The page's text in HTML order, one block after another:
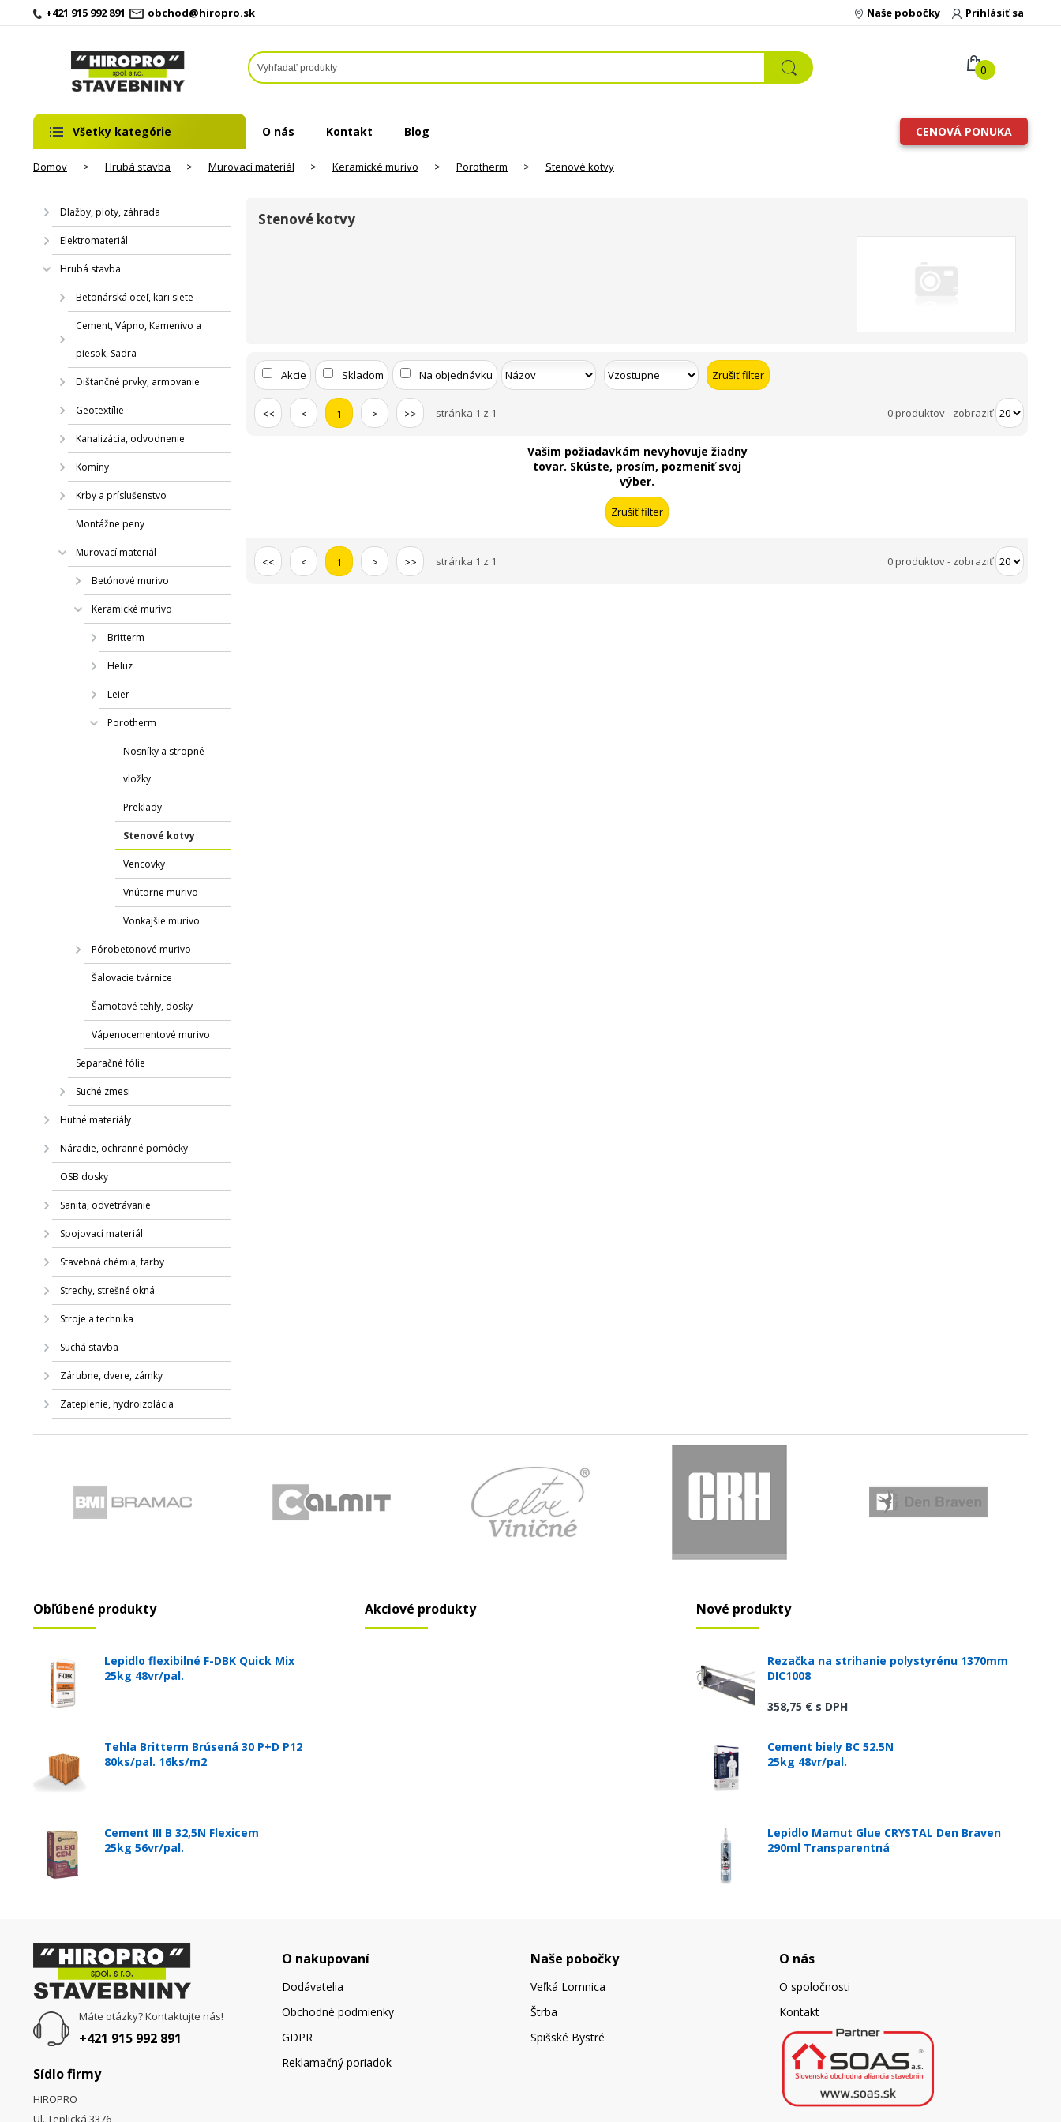
+421 915 992 891 obchod@hiropro.sk Prihlásiť sa
Naše pobočky
0
Všetky kategórie O nás Kontakt Blog CENOVÁ PONUKA
Domov > Hrubá stavba > Murovací materiál > Keramické murivo > Porotherm > Stenové kotvy
Dlažby, ploty, záhrada
Elektromateriál
Hrubá stavba
Betonárská oceľ, kari siete
Cement, Vápno, Kamenivo a
piesok, Sadra
Dištančné prvky, armovanie
Geotextílie
Kanalizácia, odvodnenie
Komíny
Krby a príslušenstvo
Montážne peny
Murovací materiál
Betónové murivo
Keramické murivo
Britterm
Heluz
Leier
Porotherm
Nosníky a stropné
vložky
Preklady
Stenové kotvy
Vencovky
Vnútorne murivo
Vonkajšie murivo
Pórobetonové murivo
Šalovacie tvárnice
Šamotové tehly, dosky
Vápenocementové murivo
Separačné fólie
Suché zmesi
Hutné materiály
Náradie, ochranné pomôcky
OSB dosky
Sanita, odvetrávanie
Spojovací materiál
Stavebná chémia, farby
Strechy, strešné okná
Stroje a technika
Suchá stavba
Zárubne, dvere, zámky
Zateplenie, hydroizolácia
Stenové kotvy
Akcie Skladom Na objednávku
<< < 1 > >> stránka 1 z 1 0 produktov- zobraziť
Vašim požiadavkám nevyhovuje žiadny
tovar. Skúste, prosím, pozmeniť svoj
výber.
<< < 1 > >> stránka 1 z 1 0 produktov- zobraziť
Obľúbené produkty
Lepidlo flexibilné F-DBK Quick Mix
25kg 48vr/pal.
Tehla Britterm Brúsená 30 P+D P12
80ks/pal. 16ks/m2
Cement III B 32,5N Flexicem
25kg 56vr/pal.
Akciové produkty Nové produkty
Rezačka na strihanie polystyrénu 1370mm
DIC1008
358,75 € s DPH
Cement biely BC 52.5N
25kg 48vr/pal.
Lepidlo Mamut Glue CRYSTAL Den Braven
290ml Transparentná
Máte otázky? Kontaktujte nás!
+421 915 992 891
Sídlo firmy
HIROPRO
Ul. Teplická 3376
O nakupovaní
Dodávatelia
Obchodné podmienky
GDPR
Reklamačný poriadok
Naše pobočky
Veľká Lomnica
Štrba
Spišské Bystré
O nás
O spoločnosti
Kontakt